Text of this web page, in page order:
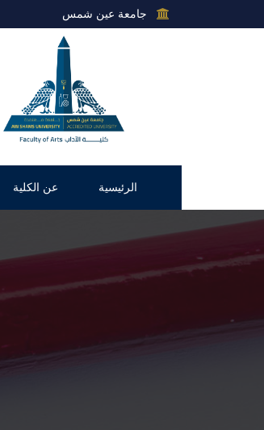
جامعة عين شمس
الرئيسية عن الكلية